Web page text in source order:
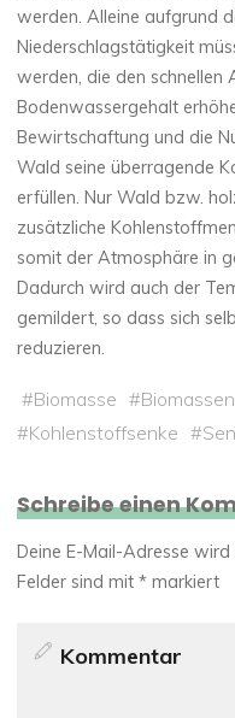
werden. Alleine aufgrund
Niederschlagstätigkeit
werden, die den schnellen
Bodenwassergehalt
Bewirtschaftung und die
Wald seine überragende
erfüllen. Nur Wald bzw.
zusätzliche
somit der Atmosphäre in
Dadurch wird auch der
gemildert, so dass sich
reduzieren.
#Biomasse #
#Kohlenstoffsenke #
Schreibe einen
Deine E-Mail-Adresse
Felder sind mit* markiert